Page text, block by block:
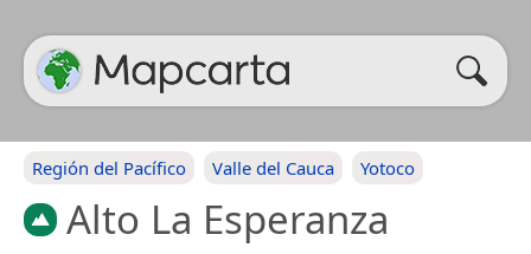
Región del Pacífico Valle del Cauca Yotoco
Alto La Esperanza